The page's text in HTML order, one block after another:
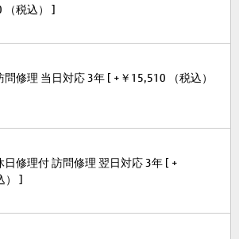
（税込） ]
問修理 当日対応 3年 [ +￥15,510 （税込）
日修理付 訪問修理 翌日対応 3年 [ +
） ]